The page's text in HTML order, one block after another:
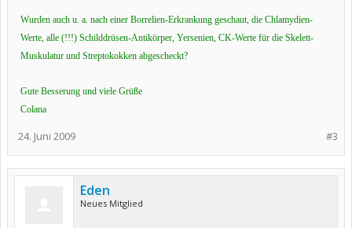
Wurden auch u. a. nach einer Borrelien-Erkrankung geschaut, die Chlamydien-
Werte, alle (!!!) Schilddrüsen-Antikörper, Yersenien, CK-Werte für die Skelett-
Muskulatur und Streptokokken abgescheckt?
Gute Besserung und viele Grüße
Colana
#3
24. Juni 2009
Eden
Neues Mitglied